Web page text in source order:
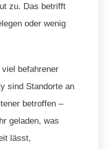
zu. Das betrifft
oder wenig
befahrener
sind Standorte an
betroffen –
geladen, was
lässt,